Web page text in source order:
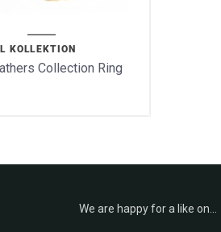
KOLLEKTION
Collection Ring
a like on...